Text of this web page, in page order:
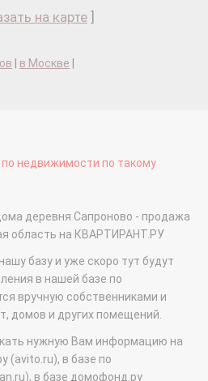
на карте
в Москве
недвижимости по такому
деревня Сапроново - продажа
область на КВАРТИРАНТ.РУ
базу и уже скоро тут будут
в нашей базе по
вручную собственниками и
домов и других помещений.
нужную Вам информацию на
(avito.ru), в базе по
в базе домофонд.ру